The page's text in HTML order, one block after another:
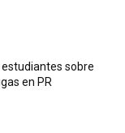
estudiantes sobre
en PR